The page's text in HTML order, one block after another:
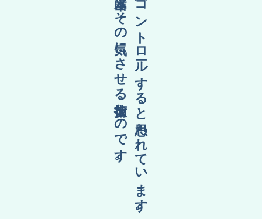
催眠術は人をコントロールすると思われています。
本当はその気にさせる技術なのです。